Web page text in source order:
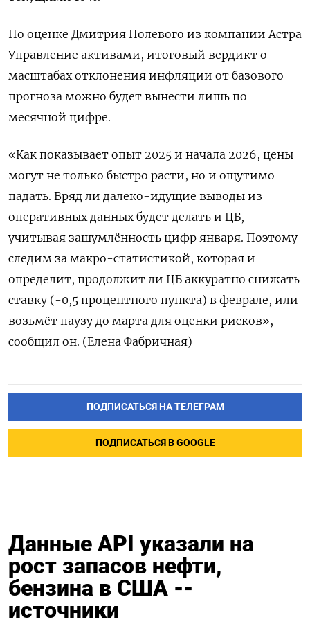
По ‍оценке Дмитрия Полевого из компании Астра
‍Управление активами, итоговый вердикт о
масштабах отклонения инфляции от базового
прогноза можно будет вынести лишь по
месячной цифре.
«Как показывает опыт 2025 и начала ‍2026, цены
могут не только быстро расти, но и ощутимо
падать. Вряд ли далеко-идущие выводы из
оперативных данных будет делать и ЦБ,
учитывая зашумлённость цифр января. Поэтому
следим за макро-статистикой, которая и
определит, продолжит ⁠ли ЦБ аккуратно снижать
ставку (-0,5 процентного пункта) в феврале, или
возьмёт паузу до марта для оценки рисков», -
сообщил он. (Елена Фабричная)
ПОДПИСАТЬСЯ НА ТЕЛЕГРАМ
ПОДПИСАТЬСЯ В GOOGLE
Данные API указали на
рост запасов нефти,
бензина в США --
источники